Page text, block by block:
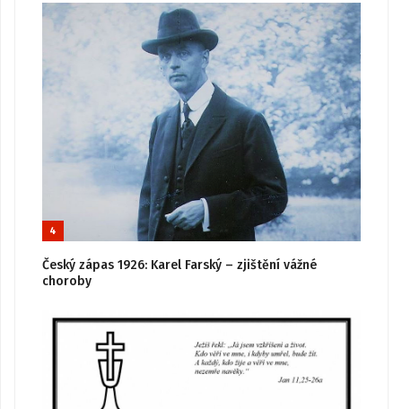
4
Český zápas 1926: Karel Farský – zjištění vážné
choroby